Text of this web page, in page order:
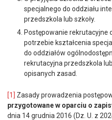
specjalnego do oddziału
przedszkola lub szkoły.
Postępowanie rekrutacyjne
potrzebie kształcenia
do oddziałów
rekrutacyjna przedszkola
opisanych zasad.
[1]
Zasady prowadzenia
przygotowane w oparciu o
dnia 14 grudnia 2016 (Dz. U. z